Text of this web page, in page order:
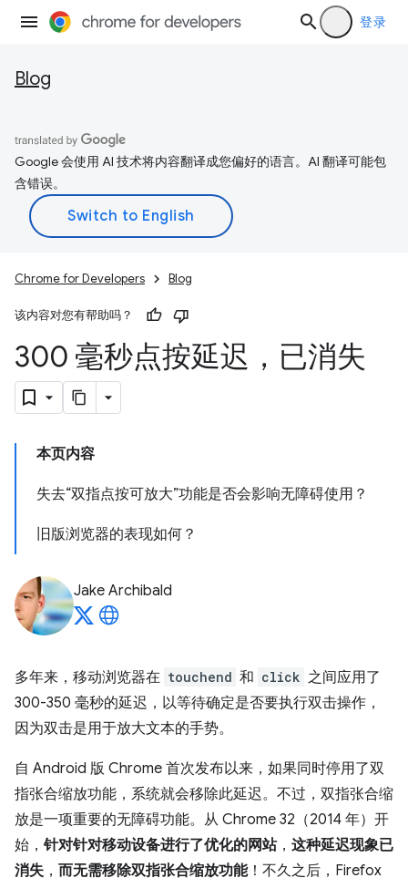
登录
Blog
Google 会使用 AI 技术将内容翻译成您偏好的语言。AI 翻译可能包
含错误。
Chrome for Developers Blog
该内容对您有帮助吗？
300 毫秒点按延迟，已消失
本页内容
失去“双指点按可放大”功能是否会影响无障碍使用？
旧版浏览器的表现如何？
Jake Archibald
多年来，移动浏览器在 touchend 和 click 之间应用了
300-350 毫秒的延迟，以等待确定是否要执行双击操作，
因为双击是用于放大文本的手势。
自 Android 版 Chrome 首次发布以来，如果同时停用了双
指张合缩放功能，系统就会移除此延迟。不过，双指张合缩
放是一项重要的无障碍功能。从 Chrome 32（2014 年）开
始， 针对针对移动设备进行了优化的网站， 这种延迟现象已
消失 ， 而无需移除双指张合缩放功能！不久之后，Firefox